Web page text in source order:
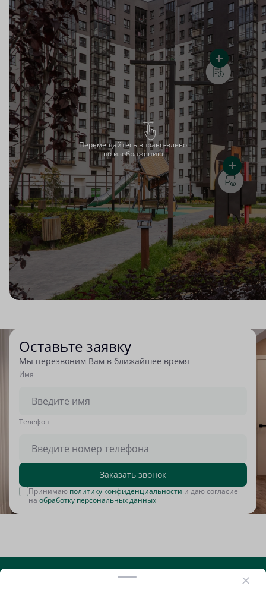
Перемещайтесь вправо-влево
по изображению
Оставьте заявку
Мы перезвоним Вам в ближайшее время
Имя
Tелефон
Заказать звонок
Принимаю политику конфиденциальности и даю согласие
на обработку персональных данных